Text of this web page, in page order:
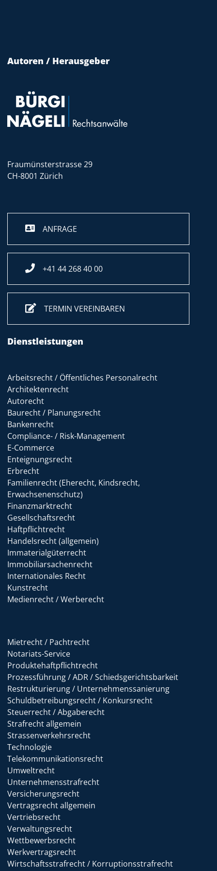
Autoren / Herausgeber
Fraumünsterstrasse 29
CH-8001 Zürich
ANFRAGE
+41 44 268 40 00
TERMIN VEREINBAREN
Dienstleistungen
Arbeitsrecht / Öffentliches Personalrecht
Architektenrecht
Autorecht
Baurecht / Planungsrecht
Bankenrecht
Compliance- / Risk-Management
E-Commerce
Enteignungsrecht
Erbrecht
Familienrecht (Eherecht, Kindsrecht,
Erwachsenenschutz)
Finanzmarktrecht
Gesellschaftsrecht
Haftpflichtrecht
Handelsrecht (allgemein)
Immaterialgüterrecht
Immobiliarsachenrecht
Internationales Recht
Kunstrecht
Medienrecht / Werberecht
Mietrecht / Pachtrecht
Notariats-Service
Produktehaftpflichtrecht
Prozessführung / ADR / Schiedsgerichtsbarkeit
Restrukturierung / Unternehmenssanierung
Schuldbetreibungsrecht / Konkursrecht
Steuerrecht / Abgaberecht
Strafrecht allgemein
Strassenverkehrsrecht
Technologie
Telekommunikationsrecht
Umweltrecht
Unternehmensstrafrecht
Versicherungsrecht
Vertragsrecht allgemein
Vertriebsrecht
Verwaltungsrecht
Wettbewerbsrecht
Werkvertragsrecht
Wirtschaftsstrafrecht / Korruptionsstrafrecht